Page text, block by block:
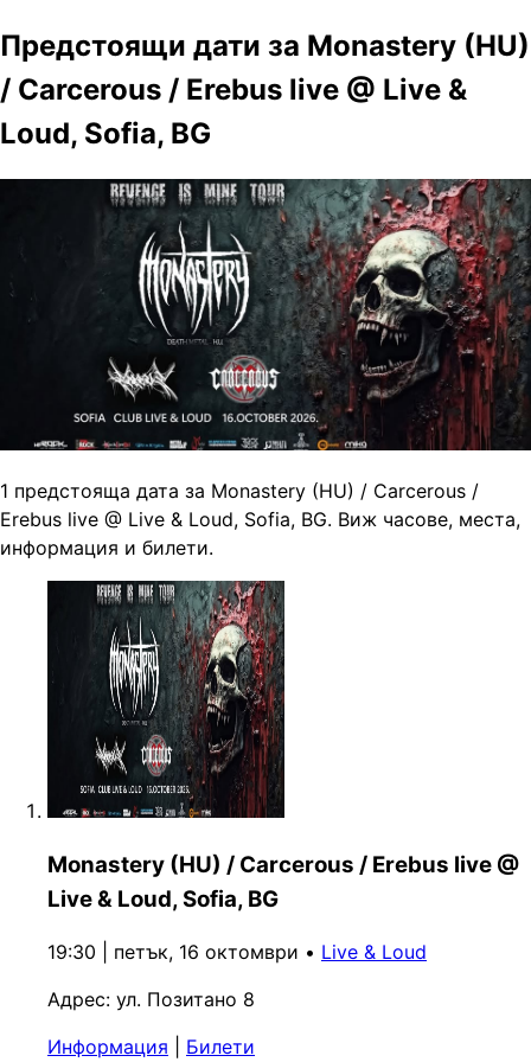
Предстоящи дати за Monastery (HU)
/ Carcerous / Erebus live @ Live &
Loud, Sofia, BG
1 предстояща дата за Monastery (HU) / Carcerous /
Erebus live @ Live & Loud, Sofia, BG. Виж часове, места,
информация и билети.
Monastery (HU) / Carcerous / Erebus live @
Live & Loud, Sofia, BG
19:30 | петък, 16 октомври • Live & Loud
Адрес: ул. Позитано 8
Информация
Билети